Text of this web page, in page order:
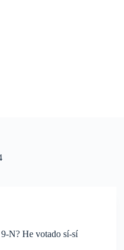
N? He votado sí-sí